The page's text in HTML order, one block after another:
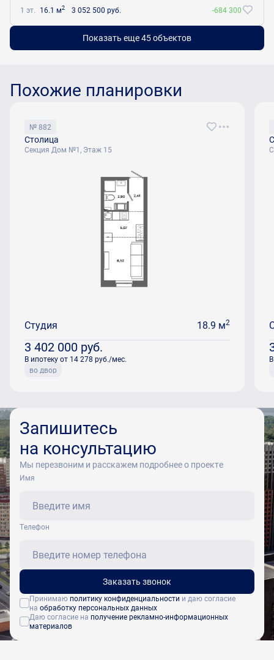
1 эт. 16.1 м2 3 052 500 руб. -684 300
Показать еще 45 объектов
Похожие планировки
№ 882
Столица
Секция Дом №1, Этаж 15
Студия 18.9 м2
3 402 000 руб.
В ипотеку от 14 278 руб./мес.
во двор
Запишитесь
на консультацию
Мы перезвоним и расскажем подробнее о проекте
Имя
Tелефон
Заказать звонок
Принимаю политику конфиденциальности и даю согласие
на обработку персональных данных
Даю согласие на получение рекламно-информационных
материалов